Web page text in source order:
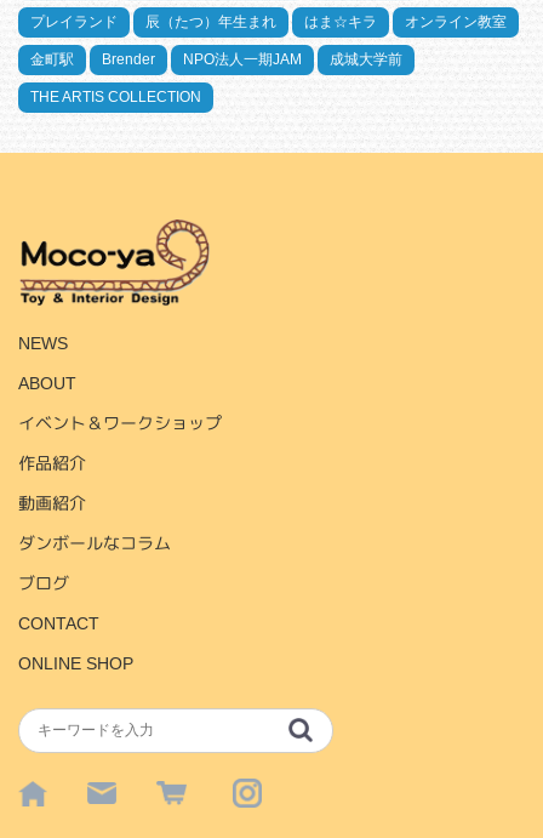
プレイランド 辰（たつ）年生まれ はま☆キラ オンライン教室
金町駅 Brender NPO法人一期JAM 成城大学前
THE ARTIS COLLECTION
NEWS
ABOUT
イベント＆ワークショップ
作品紹介
動画紹介
ダンボールなコラム
ブログ
CONTACT
ONLINE SHOP